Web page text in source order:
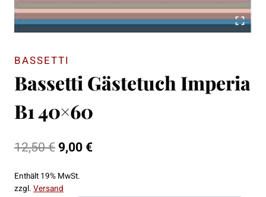
BASSETTI
Bassetti Gästetuch Imperia
B1 40×60
12,50€Ursprünglicher
war:
9,00€Aktueller
Enthält 19% MwSt.
zzgl. Versand